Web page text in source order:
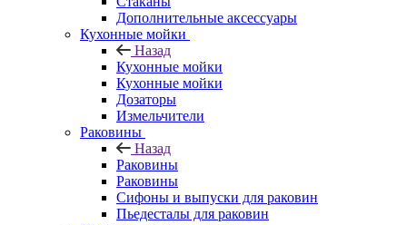
Дополнительные аксессуары
Кухонные мойки
Назад
Кухонные мойки
Кухонные мойки
Дозаторы
Измельчители
Раковины
Назад
Раковины
Раковины
Сифоны и выпуски для раковин
Пьедесталы для раковин